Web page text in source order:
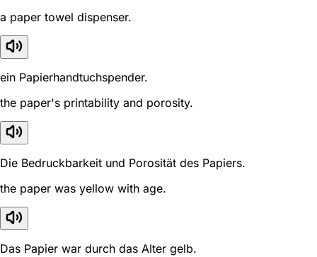
a paper towel dispenser.
ein Papierhandtuchspender.
the paper's printability and porosity.
Die Bedruckbarkeit und Porosität des Papiers.
the paper was yellow with age.
Das Papier war durch das Alter gelb.